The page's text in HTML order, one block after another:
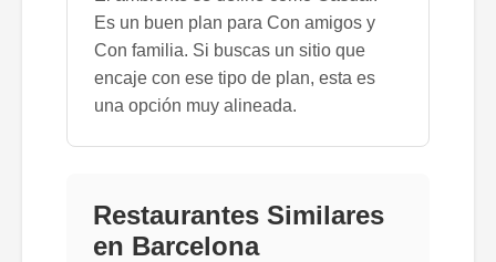
Es un buen plan para Con amigos y
Con familia. Si buscas un sitio que
encaje con ese tipo de plan, esta es
una opción muy alineada.
Restaurantes Similares
en Barcelona